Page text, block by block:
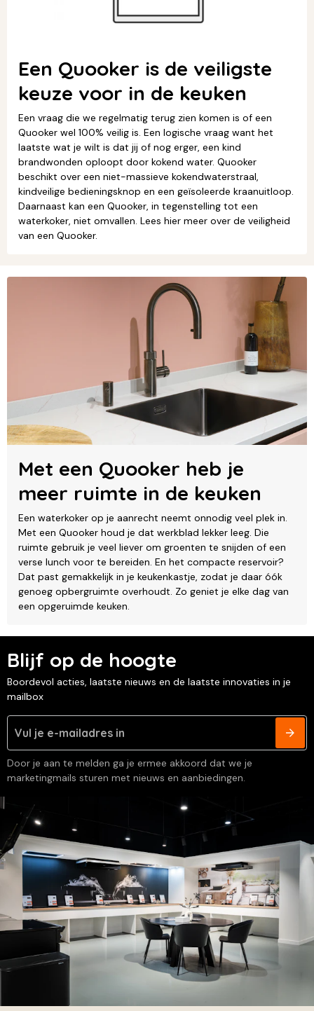
Een Quooker is de veiligste
keuze voor in de keuken
Een vraag die we regelmatig terug zien komen is of een
Quooker wel 100% veilig is. Een logische vraag want het
laatste wat je wilt is dat jij of nog erger, een kind
brandwonden oploopt door kokend water. Quooker
beschikt over een niet-massieve kokendwaterstraal,
kindveilige bedieningsknop en een geïsoleerde kraanuitloop.
Daarnaast kan een Quooker, in tegenstelling tot een
waterkoker, niet omvallen. Lees hier meer over de veiligheid
van een Quooker.
Met een Quooker heb je
meer ruimte in de keuken
Een waterkoker op je aanrecht neemt onnodig veel plek in.
Met een Quooker houd je dat werkblad lekker leeg. Die
ruimte gebruik je veel liever om groenten te snijden of een
verse lunch voor te bereiden. En het compacte reservoir?
Dat past gemakkelijk in je keukenkastje, zodat je daar óók
genoeg opbergruimte overhoudt. Zo geniet je elke dag van
een opgeruimde keuken.
Blijf op de hoogte
Boordevol acties, laatste nieuws en de laatste innovaties in je
mailbox
Door je aan te melden ga je ermee akkoord dat we je
marketingmails sturen met nieuws en aanbiedingen.